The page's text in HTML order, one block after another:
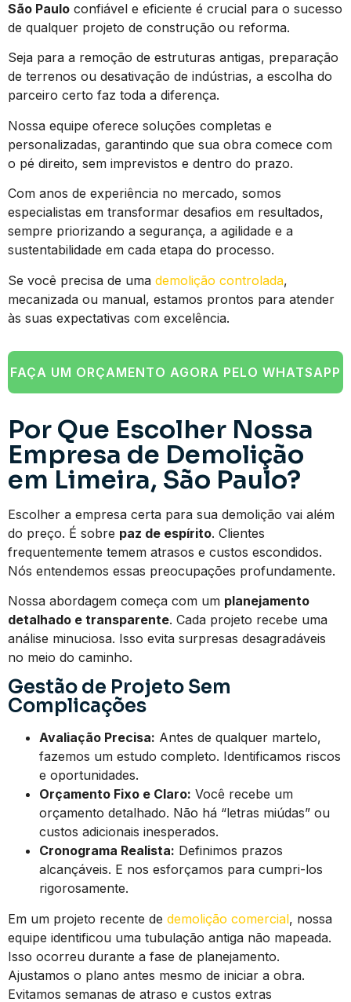
São Paulo confiável e eficiente é crucial para o sucesso
de qualquer projeto de construção ou reforma.
Seja para a remoção de estruturas antigas, preparação
de terrenos ou desativação de indústrias, a escolha do
parceiro certo faz toda a diferença.
Nossa equipe oferece soluções completas e
personalizadas, garantindo que sua obra comece com
o pé direito, sem imprevistos e dentro do prazo.
Com anos de experiência no mercado, somos
especialistas em transformar desafios em resultados,
sempre priorizando a segurança, a agilidade e a
sustentabilidade em cada etapa do processo.
Se você precisa de uma demolição controlada,
mecanizada ou manual, estamos prontos para atender
às suas expectativas com excelência.
FAÇA UM ORÇAMENTO AGORA PELO WHATSAPP
Por Que Escolher Nossa
Empresa de Demolição
em Limeira, São Paulo?
Escolher a empresa certa para sua demolição vai além
do preço. É sobre paz de espírito. Clientes
frequentemente temem atrasos e custos escondidos.
Nós entendemos essas preocupações profundamente.
Nossa abordagem começa com um planejamento
detalhado e transparente. Cada projeto recebe uma
análise minuciosa. Isso evita surpresas desagradáveis
no meio do caminho.
Gestão de Projeto Sem
Complicações
Avaliação Precisa: Antes de qualquer martelo,
fazemos um estudo completo. Identificamos riscos
e oportunidades.
Orçamento Fixo e Claro: Você recebe um
orçamento detalhado. Não há “letras miúdas” ou
custos adicionais inesperados.
Cronograma Realista: Definimos prazos
alcançáveis. E nos esforçamos para cumpri-los
rigorosamente.
Em um projeto recente de demolição comercial, nossa
equipe identificou uma tubulação antiga não mapeada.
Isso ocorreu durante a fase de planejamento.
Ajustamos o plano antes mesmo de iniciar a obra.
Evitamos semanas de atraso e custos extras